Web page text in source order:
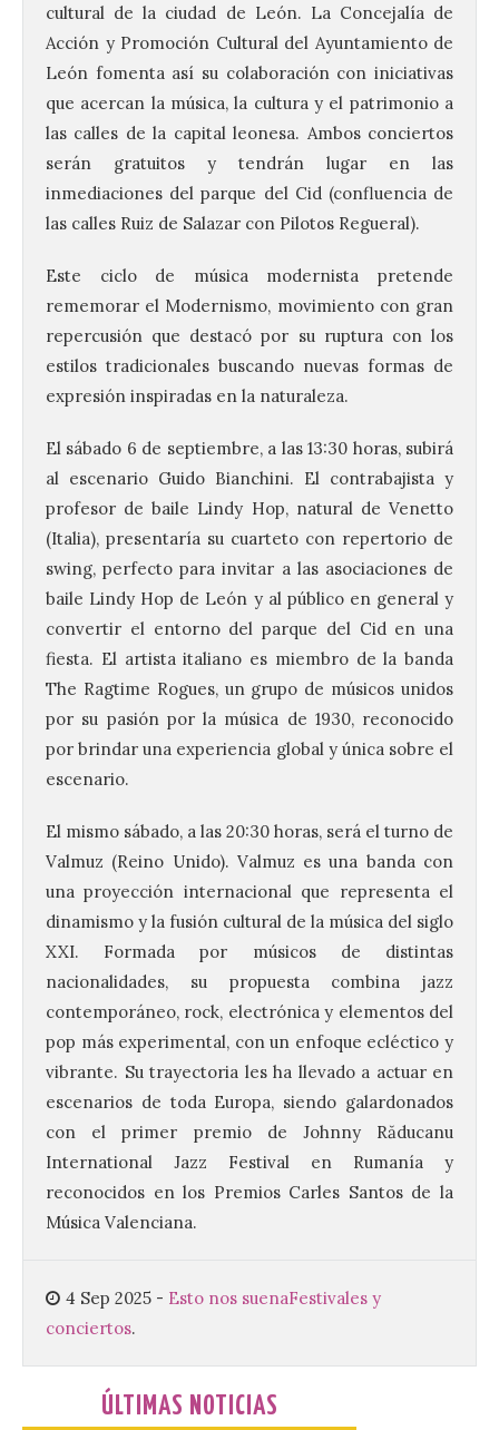
cultural de la ciudad de León. La Concejalía de
Acción y Promoción Cultural del Ayuntamiento de
León fomenta así su colaboración con iniciativas
que acercan la música, la cultura y el patrimonio a
las calles de la capital leonesa. Ambos conciertos
serán gratuitos y tendrán lugar en las
inmediaciones del parque del Cid (confluencia de
las calles Ruiz de Salazar con Pilotos Regueral).
Este ciclo de música modernista pretende
rememorar el Modernismo, movimiento con gran
repercusión que destacó por su ruptura con los
estilos tradicionales buscando nuevas formas de
expresión inspiradas en la naturaleza.
El sábado 6 de septiembre, a las 13:30 horas, subirá
al escenario Guido Bianchini. El contrabajista y
profesor de baile Lindy Hop, natural de Venetto
(Italia), presentaría su cuarteto con repertorio de
swing, perfecto para invitar a las asociaciones de
baile Lindy Hop de León y al público en general y
convertir el entorno del parque del Cid en una
fiesta. El artista italiano es miembro de la banda
The Ragtime Rogues, un grupo de músicos unidos
por su pasión por la música de 1930, reconocido
por brindar una experiencia global y única sobre el
escenario.
El mismo sábado, a las 20:30 horas, será el turno de
Valmuz (Reino Unido). Valmuz es una banda con
una proyección internacional que representa el
dinamismo y la fusión cultural de la música del siglo
XXI. Formada por músicos de distintas
nacionalidades, su propuesta combina jazz
contemporáneo, rock, electrónica y elementos del
pop más experimental, con un enfoque ecléctico y
vibrante. Su trayectoria les ha llevado a actuar en
escenarios de toda Europa, siendo galardonados
con el primer premio de Johnny Răducanu
International Jazz Festival en Rumanía y
reconocidos en los Premios Carles Santos de la
Música Valenciana.
4 Sep 2025 - Esto nos suenaFestivales y
conciertos.
ÚLTIMAS NOTICIAS
El Ayuntamiento de La
Bañeza presenta el
Festival One More Time,
una cita con la música de
los 80 y 90 para el 16 de
agosto en la Plaza Mayor.
6 Ago 2026
Se celebrará el próximo
domingo 16 de agosto, a
partir de las 23:00 horas,
en la Plaza Mayor de la
oficial del Festival One […]
“Mirar un eclipse sin
protección adecuada